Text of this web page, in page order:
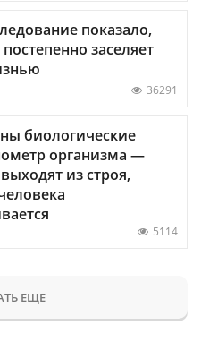
показало,
заселяет
36291
биологические
организма —
из строя,
5114
ЕЩЕ